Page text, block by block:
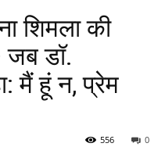
शिमला की
जब डॉ.
मैं हूं न, प्रेम
0
556